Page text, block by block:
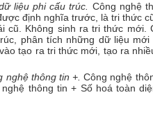
liệu phi cấu trúc. Công nghệ
định nghĩa trước, là tri thức
cũ. Không sinh ra tri thức mới.
phân tích những dữ liệu mới
tạo ra tri thức mới, tạo ra
nghệ thông tin +. Công nghệ
thông tin + Số hoá toàn